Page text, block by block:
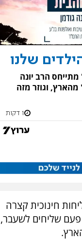
שלנו
מתייחס הרב יונה
מהארץ, וגוזר מזה
1 דקות
חינוכית קצרה
פעם שליחים לשעבר,